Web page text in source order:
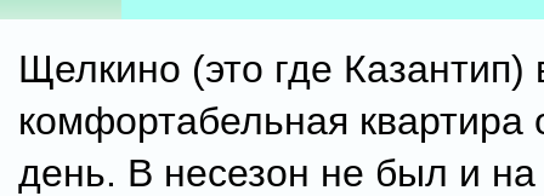
Щелкино (это где Казантип)
комфортабельная квартира
день. В несезон не был и